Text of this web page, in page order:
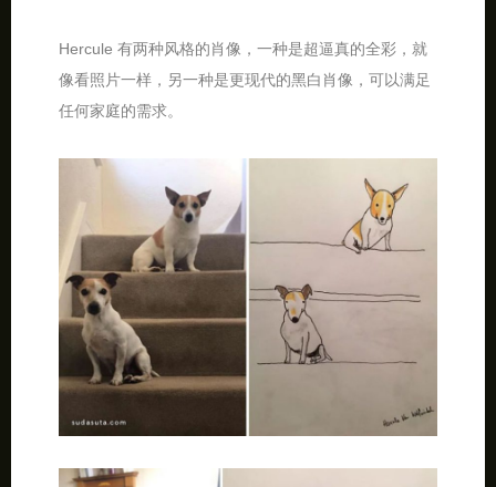
Hercule 有两种风格的肖像，一种是超逼真的全彩，就
像看照片一样，另一种是更现代的黑白肖像，可以满足
任何家庭的需求。